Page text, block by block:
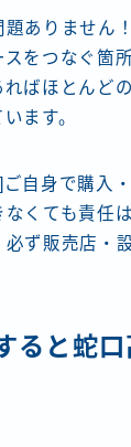
ありません！
をつなぐ箇
ればほとんど
ます。
ご自身で購入
くても責任
ず販売店・
ると蛇